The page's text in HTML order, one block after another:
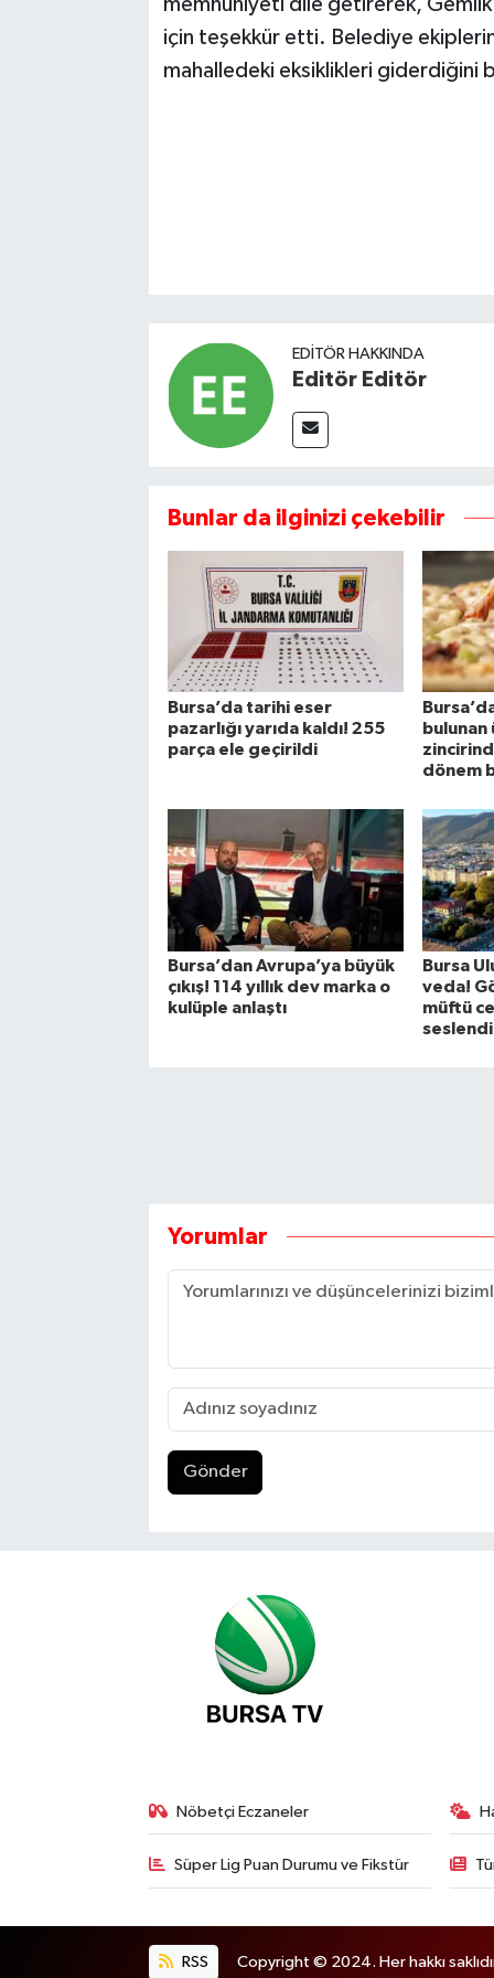
memnuniyeti dile getirerek, Gemlik
için teşekkür etti. Belediye
mahalledeki eksiklikleri giderdiğini
EDITÖR HAKKINDA
Editör Editör
Bunlar da ilginizi çekebilir
Bursa’da tarihi eser
pazarlığı yarıda kaldı! 255
parça ele geçirildi
bulunan
dönem
Bursa’dan Avrupa’ya büyük
çıkış! 114 yıllık dev marka o
kulüple anlaştı
Bursa
veda!
müftü
seslendi
Yorumlar
Gönder
Nöbetçi Eczaneler
Süper Lig Puan Durumu ve Fikstür
RSS Copyright © 2024. Her hakkı